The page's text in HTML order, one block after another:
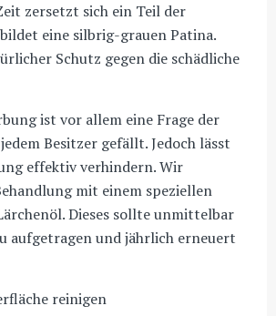
zersetzt sich ein Teil der
eine silbrig-grauen Patina.
Schutz gegen die schädliche
ist vor allem eine Frage der
Besitzer gefällt. Jedoch lässt
effektiv verhindern. Wir
mit einem speziellen
Dieses sollte unmittelbar
aufgetragen und jährlich erneuert
reinigen